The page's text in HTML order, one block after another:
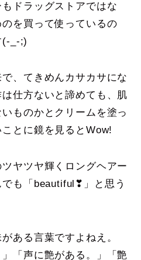
ドラッグストアではな
を買って使っているの
(-_-;)
、てきめんカサカサにな
仕方ないと諦めても、肌
ものかとクリームを塗っ
とに鏡を見るとWow!
ヤツヤ輝くロングヘアー
も「beautiful❣」と思う
ある言葉ですよねえ。
」「声に艶がある。」「艶